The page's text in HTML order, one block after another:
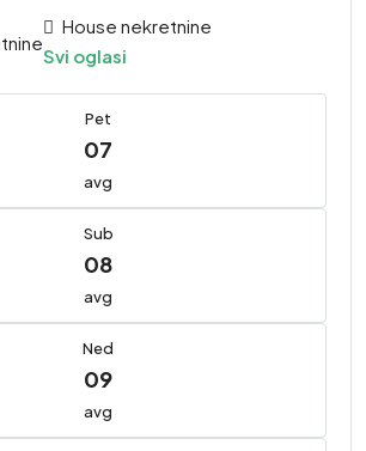
House nekretnine
Svi oglasi
Pet
07
avg
Sub
08
avg
Ned
09
avg